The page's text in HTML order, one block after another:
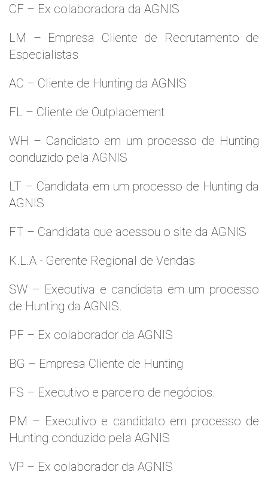
CF – Ex colaboradora da AGNIS
LM – Empresa Cliente de Recrutamento de
Especialistas
AC – Cliente de Hunting da AGNIS
FL – Cliente de Outplacement
WH – Candidato em um processo de Hunting
conduzido pela AGNIS
LT – Candidata em um processo de Hunting da
AGNIS
FT – Candidata que acessou o site da AGNIS
K.L.A - Gerente Regional de Vendas
SW – Executiva e candidata em um processo
de Hunting da AGNIS.
PF – Ex colaborador da AGNIS
BG – Empresa Cliente de Hunting
FS – Executivo e parceiro de negócios.
PM – Executivo e candidato em processo de
Hunting conduzido pela AGNIS
VP – Ex colaborador da AGNIS